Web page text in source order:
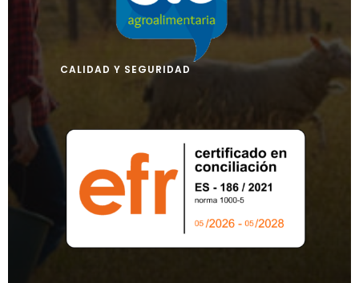
CALIDAD Y SEGURIDAD